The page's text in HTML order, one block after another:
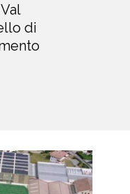
di